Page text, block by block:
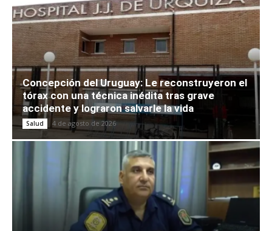
Concepción del Uruguay: Le reconstruyeron el
tórax con una técnica inédita tras grave
accidente y lograron salvarle la vida
Salud 4 de agosto de 2026